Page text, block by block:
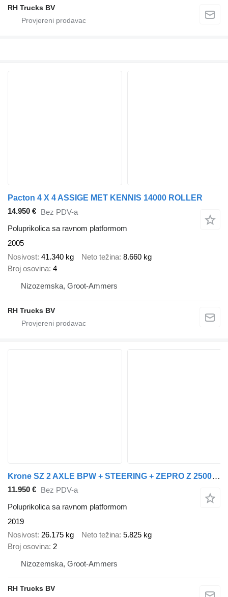
RH Trucks BV
Pacton 4 X 4 ASSIGE MET KENNIS 14000 ROLLER
14.950 € Bez PDV-a
Poluprikolica sa ravnom platformom
2005
Nosivost 41.340 kg Neto težina 8.660 kg
Broj osovina 4
Nizozemska, Groot-Ammers
RH Trucks BV
Krone SZ 2 AXLE BPW + STEERING + ZEPRO Z 2500-150 MA LIFT
11.950 € Bez PDV-a
Poluprikolica sa ravnom platformom
2019
Nosivost 26.175 kg Neto težina 5.825 kg
Broj osovina 2
Nizozemska, Groot-Ammers
RH Trucks BV